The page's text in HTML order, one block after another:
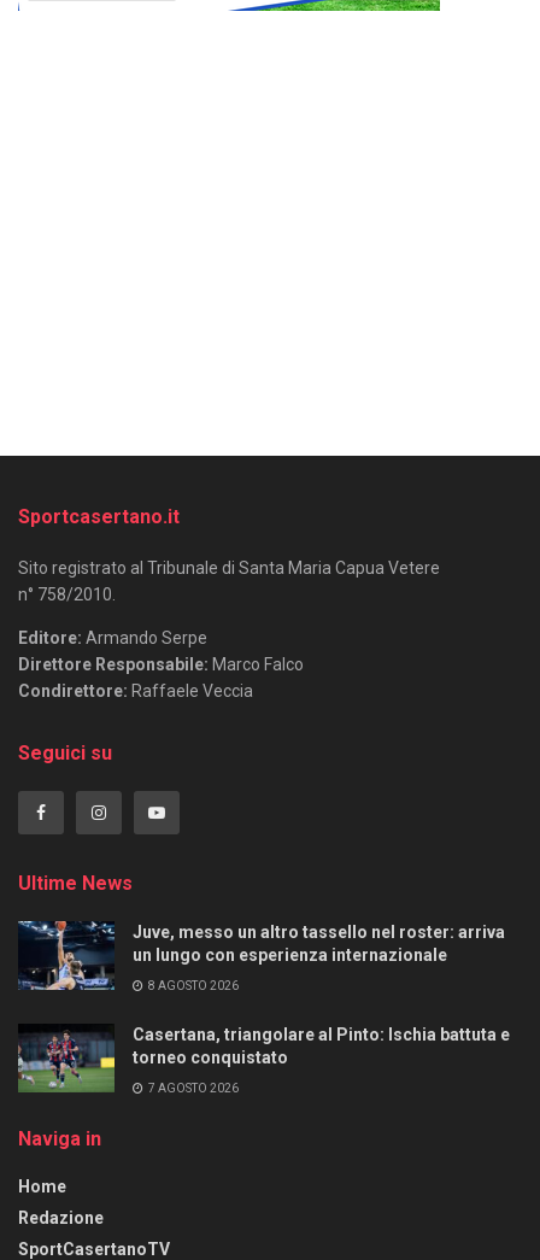
Sportcasertano.it
Sito registrato al Tribunale di Santa Maria Capua Vetere
n° 758/2010.
Editore: Armando Serpe
Direttore Responsabile: Marco Falco
Condirettore: Raffaele Veccia
Seguici su
Ultime News
Juve, messo un altro tassello nel roster: arriva
un lungo con esperienza internazionale
8 AGOSTO 2026
Casertana, triangolare al Pinto: Ischia battuta e
torneo conquistato
7 AGOSTO 2026
Naviga in
Home
Redazione
SportCasertanoTV